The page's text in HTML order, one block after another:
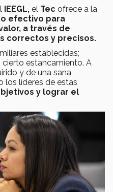
IEEGL, el Tec ofrece a la
efectivo para
a través de
correctos y precisos.
establecidas;
estancamiento. A
y de una sana
los líderes de estas
y lograr el